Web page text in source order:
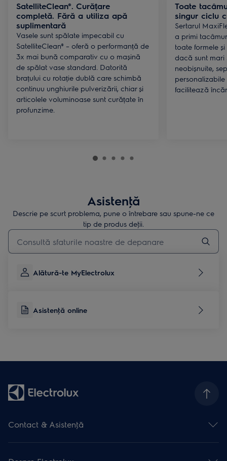
SatelliteClean®. Curățare
completă. Fără a utiliza apă
suplimentară
Vasele sunt spălate impecabil cu
SatelliteClean® – oferă o performanță de
3x mai bună comparativ cu o mașină
de spălat vase standard. Datorită
brațului cu rotație dublă care schimbă
continuu unghiurile pulverizării, chiar și
articolele voluminoase sunt curățate în
profunzime.
Toate
singur ciclu
Sertarul
a primi
toate formele
dacă sunt mari
neobișnuite,
facilitează
Asistenţă
Descrie pe scurt problema, pune o întrebare sau spune-ne ce
tip de produs deţii.
Type to search for support articles
Alătură-te MyElectrolux
Asistenţă online
Contact & Asistenţă
Asistenţă online